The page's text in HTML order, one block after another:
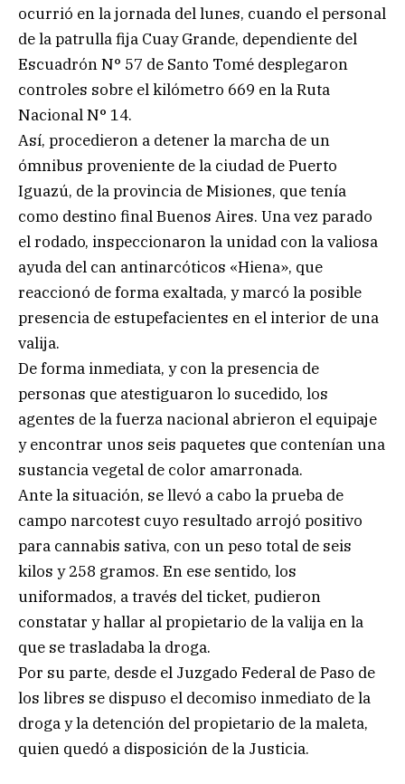
ocurrió en la jornada del lunes, cuando el personal
de la patrulla fija Cuay Grande, dependiente del
Escuadrón N° 57 de Santo Tomé desplegaron
controles sobre el kilómetro 669 en la Ruta
Nacional N° 14.
Así, procedieron a detener la marcha de un
ómnibus proveniente de la ciudad de Puerto
Iguazú, de la provincia de Misiones, que tenía
como destino final Buenos Aires. Una vez parado
el rodado, inspeccionaron la unidad con la valiosa
ayuda del can antinarcóticos «Hiena», que
reaccionó de forma exaltada, y marcó la posible
presencia de estupefacientes en el interior de una
valija.
De forma inmediata, y con la presencia de
personas que atestiguaron lo sucedido, los
agentes de la fuerza nacional abrieron el equipaje
y encontrar unos seis paquetes que contenían una
sustancia vegetal de color amarronada.
Ante la situación, se llevó a cabo la prueba de
campo narcotest cuyo resultado arrojó positivo
para cannabis sativa, con un peso total de seis
kilos y 258 gramos. En ese sentido, los
uniformados, a través del ticket, pudieron
constatar y hallar al propietario de la valija en la
que se trasladaba la droga.
Por su parte, desde el Juzgado Federal de Paso de
los libres se dispuso el decomiso inmediato de la
droga y la detención del propietario de la maleta,
quien quedó a disposición de la Justicia.